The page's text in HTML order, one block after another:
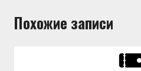
Похожие записи